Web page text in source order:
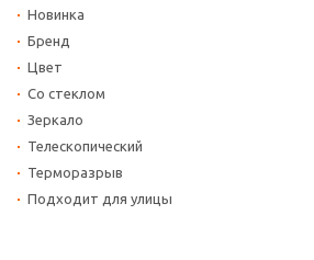
Новинка
Бренд
Цвет
Со стеклом
Зеркало
Телескопический
Терморазрыв
Подходит для улицы